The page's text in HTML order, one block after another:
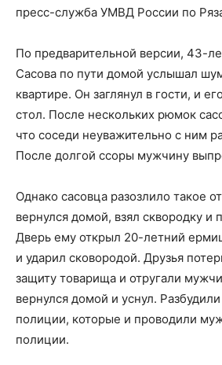
пресс-служба УМВД России по
По предварительной версии, 43-
Сасова по пути домой услышал
квартире. Он заглянул в гости, и
стол. После нескольких рюмок
что соседи неуважительно с ним
После долгой ссоры мужчину
Однако сасовца разозлило такое
вернулся домой, взял сквородку и
Дверь ему открыл 20-летний
и ударил сковородой. Друзья
защиту товарища и отругали
вернулся домой и уснул.
полиции, которые и проводили
полиции.